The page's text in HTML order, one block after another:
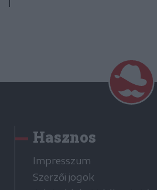
Hasznos
Impresszum
Szerzői jogok